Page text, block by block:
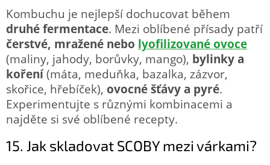
Kombuchu je nejlepší dochucovat během
druhé fermentace. Mezi oblíbené přísady patří
čerstvé, mražené nebo lyofilizované ovoce
(maliny, jahody, borůvky, mango), bylinky a
koření(máta, meduňka, bazalka, zázvor,
skořice, hřebíček), ovocné šťávy a pyré.
Experimentujte s různými kombinacemi a
najděte si své oblíbené recepty.
15. Jak skladovat SCOBY mezi várkami?